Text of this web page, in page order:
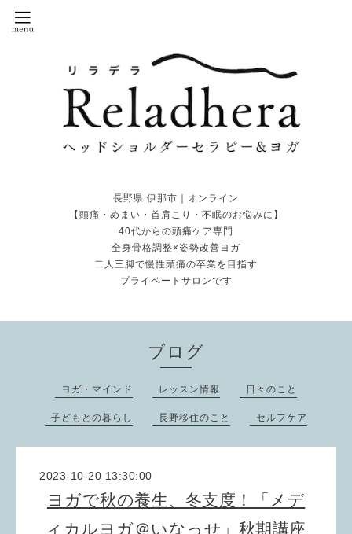
長野県 伊那市｜オンライン
【頭痛・めまい・首肩こり・不眠のお悩みに】
40代からの頭痛ケア専門
全身骨格調整×姿勢改善ヨガ
二人三脚で慢性頭痛の卒業を目指す
プライベートサロンです
ブログ
ヨガ・マインド レッスン情報 日々のこと
子どもとの暮らし 長野移住のこと セルフケア
2023-10-20 13:30:00
ヨガで秋の養生、冬支度！「メデ
ィカルヨガ＠いなっせ」秋期講座